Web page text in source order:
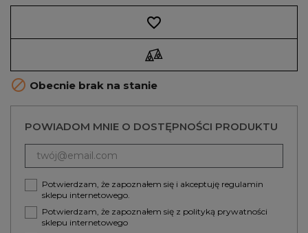
favorite_border
 Obecnie brak na stanie
POWIADOM MNIE O DOSTĘPNOŚCI PRODUKTU
Potwierdzam, że zapoznałem się i akceptuję regulamin
sklepu internetowego.
Potwierdzam, że zapoznałem się z polityką prywatności
sklepu internetowego